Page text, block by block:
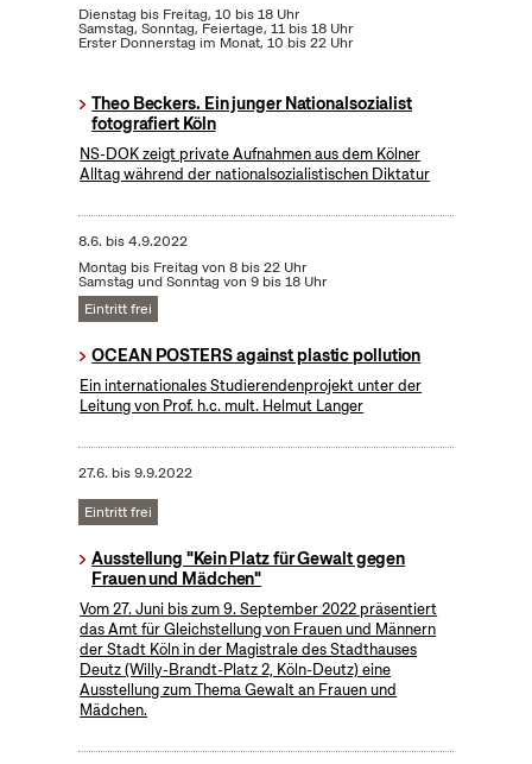
Dienstag bis Freitag, 10 bis 18 Uhr
Samstag, Sonntag, Feiertage, 11 bis 18 Uhr
Erster Donnerstag im Monat, 10 bis 22 Uhr
Theo Beckers. Ein junger Nationalsozialist
fotografiert Köln
NS-DOK zeigt private Aufnahmen aus dem Kölner
Alltag während der nationalsozialistischen Diktatur
8.6. bis4.9.2022
Montag bis Freitag von 8 bis 22 Uhr
Samstag und Sonntag von 9 bis 18 Uhr
Eintritt frei
OCEAN POSTERS against plastic pollution
Ein internationales Studierendenprojekt unter der
Leitung von Prof. h.c. mult. Helmut Langer
27.6. bis9.9.2022
Eintritt frei
Ausstellung "Kein Platz für Gewalt gegen
Frauen und Mädchen"
Vom 27. Juni bis zum 9. September 2022 präsentiert
das Amt für Gleichstellung von Frauen und Männern
der Stadt Köln in der Magistrale des Stadthauses
Deutz (Willy-Brandt-Platz 2, Köln-Deutz) eine
Ausstellung zum Thema Gewalt an Frauen und
Mädchen.